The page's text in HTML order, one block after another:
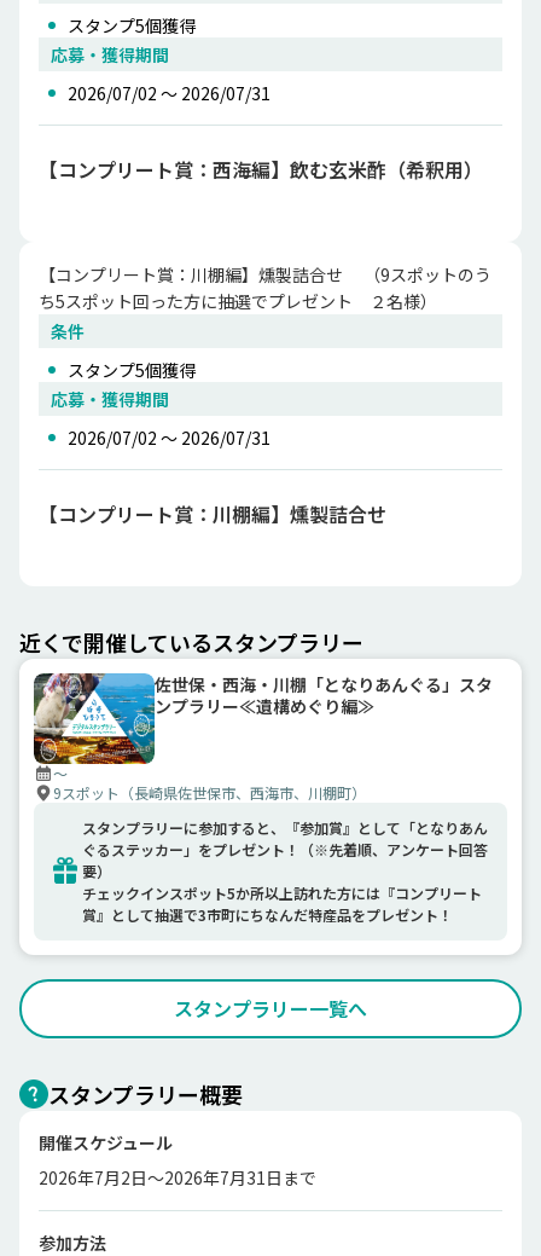
スタンプ5個獲得
応募・獲得期間
2026/07/02 〜 2026/07/31
【コンプリート賞：西海編】飲む玄米酢（希釈用）
【コンプリート賞：川棚編】燻製詰合せ　 （9スポットのう
ち5スポット回った方に抽選でプレゼント　２名様）
条件
スタンプ5個獲得
応募・獲得期間
2026/07/02 〜 2026/07/31
【コンプリート賞：川棚編】燻製詰合せ
近くで開催しているスタンプラリー
佐世保・西海・川棚「となりあんぐる」スタ
ンプラリー≪遺構めぐり編≫
～
9スポット（長崎県佐世保市、西海市、川棚町）
スタンプラリーに参加すると、『参加賞』として「となりあん
ぐるステッカー」をプレゼント！（※先着順、アンケート回答
要）
チェックインスポット5か所以上訪れた方には『コンプリート
賞』として抽選で3市町にちなんだ特産品をプレゼント！
スタンプラリー一覧へ
スタンプラリー概要
開催スケジュール
2026年7月2日～2026年7月31日まで
参加方法